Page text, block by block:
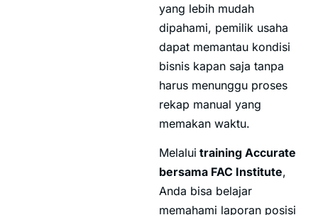
yang lebih mudah
dipahami, pemilik usaha
dapat memantau kondisi
bisnis kapan saja tanpa
harus menunggu proses
rekap manual yang
memakan waktu.
Melalui training Accurate
bersama FAC Institute,
Anda bisa belajar
memahami laporan posisi